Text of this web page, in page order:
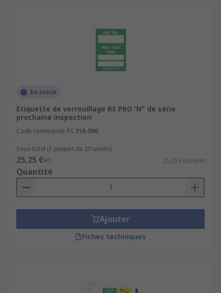
En stock
Etiquette de verrouillage RS PRO 'N° de série
prochaine inspection'
Code commande RS 710-500
Sous-total (1 paquet de 20 unités)
25,25 €HT 25,25 €/paquet
Quantité
Ajouter
Fiches techniques